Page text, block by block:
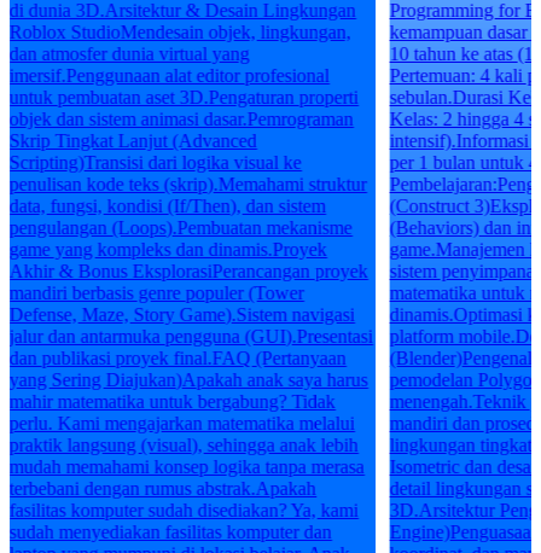
di dunia 3D.Arsitektur & Desain Lingkungan
Roblox StudioMendesain objek, lingkungan,
dan atmosfer dunia virtual yang
imersif.Penggunaan alat editor profesional
untuk pembuatan aset 3D.Pengaturan properti
objek dan sistem animasi dasar.Pemrograman
Skrip Tingkat Lanjut (Advanced
Scripting)Transisi dari logika visual ke
penulisan kode teks (skrip).Memahami struktur
data, fungsi, kondisi (If/Then), dan sistem
pengulangan (Loops).Pembuatan mekanisme
game yang kompleks dan dinamis.Proyek
Akhir & Bonus EksplorasiPerancangan proyek
mandiri berbasis genre populer (Tower
Defense, Maze, Story Game).Sistem navigasi
jalur dan antarmuka pengguna (GUI).Presentasi
dan publikasi proyek final.FAQ (Pertanyaan
yang Sering Diajukan)Apakah anak saya harus
mahir matematika untuk bergabung? Tidak
perlu. Kami mengajarkan matematika melalui
praktik langsung (visual), sehingga anak lebih
mudah memahami konsep logika tanpa merasa
terbebani dengan rumus abstrak.Apakah
fasilitas komputer sudah disediakan? Ya, kami
sudah menyediakan fasilitas komputer dan
Programming for
kemampuan dasar
10 tahun ke atas
Pertemuan: 4 kali
sebulan.Durasi
Kelas: 2 hingga 4
intensif).Informasi
per 1 bulan untuk
(Construct
(Behaviors) dan
game.Manajemen
sistem
matematika untuk
dinamis.Optimasi
platform
pemodelan
menengah.Teknik
mandiri dan
lingkungan tingkat
Isometric dan
detail lingkungan
3D.Arsitektur